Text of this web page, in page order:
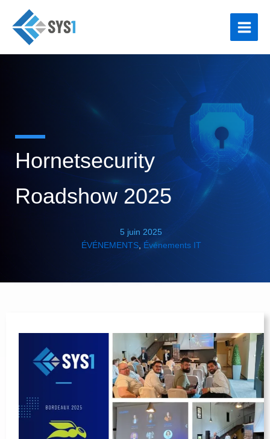
contenu
Hornetsecurity
Roadshow 2025
5 juin 2025
ÉVÉNEMENTS, Événements IT